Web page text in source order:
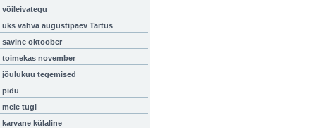
võileivategu
üks vahva augustipäev Tartus
savine oktoober
toimekas november
jõulukuu tegemised
pidu
meie tugi
karvane külaline